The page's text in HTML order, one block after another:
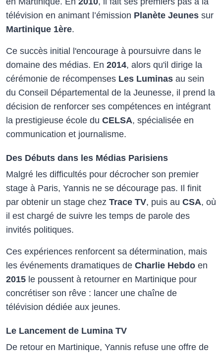
télévision en animant l’émission Planète Jeunes sur
Martinique 1ère.
Ce succès initial l'encourage à poursuivre dans le
domaine des médias. En 2014, alors qu'il dirige la
cérémonie de récompenses Les Luminas au sein
du Conseil Départemental de la Jeunesse, il prend la
décision de renforcer ses compétences en intégrant
la prestigieuse école du CELSA, spécialisée en
communication et journalisme.
Des Débuts dans les Médias Parisiens
Malgré les difficultés pour décrocher son premier
stage à Paris, Yannis ne se décourage pas. Il finit
par obtenir un stage chez Trace TV, puis au CSA, où
il est chargé de suivre les temps de parole des
invités politiques.
Ces expériences renforcent sa détermination, mais
les événements dramatiques de Charlie Hebdo en
2015 le poussent à retourner en Martinique pour
concrétiser son rêve : lancer une chaîne de
télévision dédiée aux jeunes.
Le Lancement de Lumina TV
De retour en Martinique, Yannis refuse une offre de